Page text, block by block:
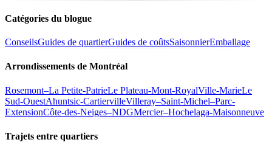
Catégories du blogue
ConseilsGuides de quartierGuides de coûtsSaisonnierEmballage
Arrondissements de Montréal
Rosemont–La Petite-PatrieLe Plateau-Mont-RoyalVille-MarieLe
Sud-OuestAhuntsic-CartiervilleVilleray–Saint-Michel–Parc-
ExtensionCôte-des-Neiges–NDGMercier–Hochelaga-Maisonneuve
Trajets entre quartiers